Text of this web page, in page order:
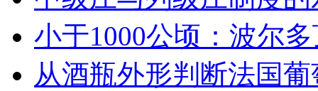
小于1000公顷：波尔
从酒瓶外形判断法国